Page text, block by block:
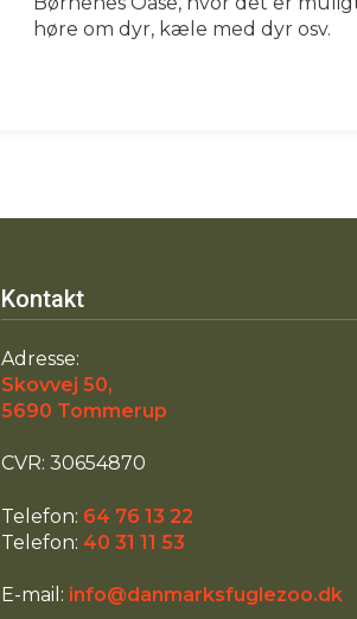
høre om dyr, kæle med dyr osv.​
Kontakt
Adresse:
Skovvej 50,
​5690 Tommerup
CVR: 30654870
​Telefon: 64 76 13 22
​Telefon: 40 31 11 53
​E-mail: info@danmarksfuglezoo.dk